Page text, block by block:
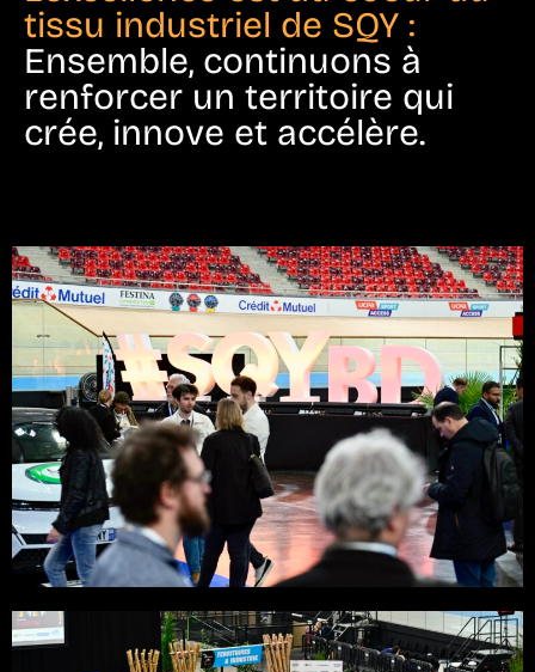
tissu industriel de SQY :
Ensemble, continuons à
renforcer un territoire qui
crée, innove et accélère.